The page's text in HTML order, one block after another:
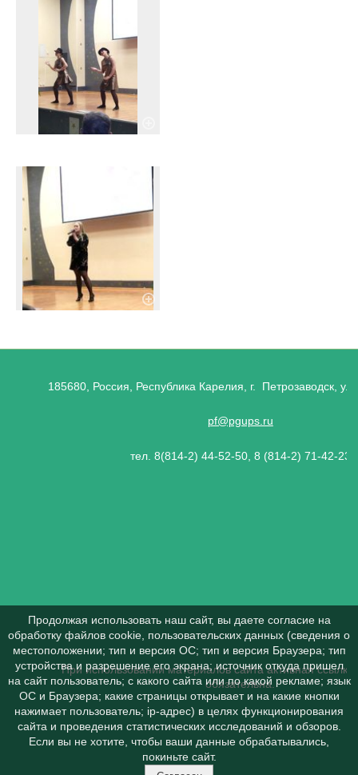
185680, Россия, Республика Карелия, г. Петрозаводск,
pf@pgups.ru
тел. 8(814-2) 44-52-50, 8 (814-2) 71-42-23
При использовании материалов сайта активная ссылка
обязательна.
Продолжая использовать наш сайт, вы даете согласие на
обработку файлов cookie, пользовательских данных (сведения о
местоположении; тип и версия ОС; тип и версия Браузера; тип
устройства и разрешение его экрана; источник откуда пришел
на сайт пользователь; с какого сайта или по какой рекламе; язык
ОС и Браузера; какие страницы открывает и на какие кнопки
нажимает пользователь; ip-адрес) в целях функционирования
сайта и проведения статистических исследований и обзоров.
Если вы не хотите, чтобы ваши данные обрабатывались,
покиньте сайт.